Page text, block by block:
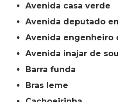
avenida casa verde
avenida deputado
avenida engenheiro
avenida inajar de
barra funda
bras leme